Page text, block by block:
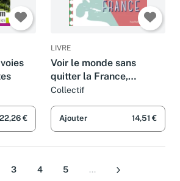
22,26 €
LIVRE
Voir le monde sans
quitter la France,
deuxième édition
Collectif
Ajouter 14,51 €
3 4 5 ... Suivant